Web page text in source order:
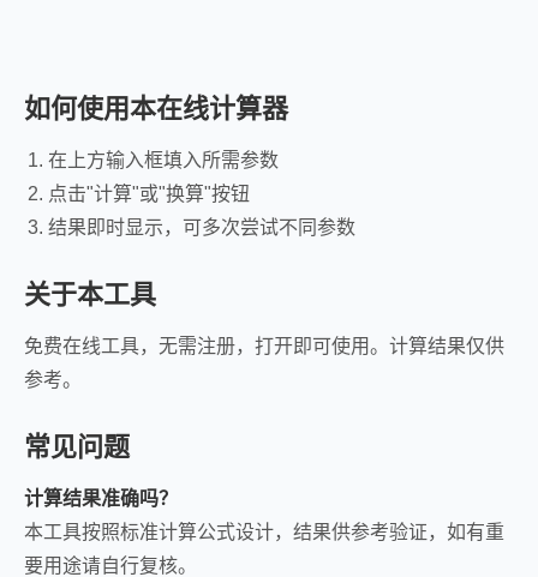
如何使用本在线计算器
在上方输入框填入所需参数
点击"计算"或"换算"按钮
结果即时显示，可多次尝试不同参数
关于本工具
免费在线工具，无需注册，打开即可使用。计算结果仅供
参考。
常见问题
计算结果准确吗？
本工具按照标准计算公式设计，结果供参考验证，如有重
要用途请自行复核。